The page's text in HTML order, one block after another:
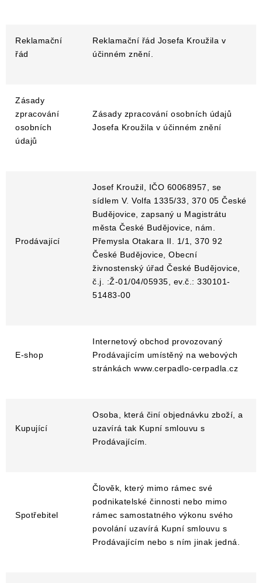
BAZAR, ROZBALENO
Sleva pro registrované
Hodnocení obchodu
Způsob dopravy
Obchodní podmínky
Reklamace
O nás
Reklamační
řád
Reklamační řád Josefa Kroužila v
účinném znění.
Zásady
zpracování
osobních
údajů
Zásady zpracování osobních údajů
Josefa Kroužila v účinném znění
Prodávající
Josef Kroužil, IČO 60068957, se
sídlem V. Volfa 1335/33, 370 05 České
Budějovice, zapsaný u Magistrátu
města České Budějovice, nám.
Přemysla Otakara II. 1/1, 370 92
České Budějovice, Obecní
živnostenský úřad České Budějovice,
č.j. :Ž-01/04/05935, ev.č.: 330101-
51483-00
E-shop
Internetový obchod provozovaný
Prodávajícím umístěný na webových
stránkách www.cerpadlo-cerpadla.cz
Kupující
Osoba, která činí objednávku zboží, a
uzavírá tak Kupní smlouvu s
Prodávajícím.
Spotřebitel
Člověk, který mimo rámec své
podnikatelské činnosti nebo mimo
rámec samostatného výkonu svého
povolání uzavírá Kupní smlouvu s
Prodávajícím nebo s ním jinak jedná.